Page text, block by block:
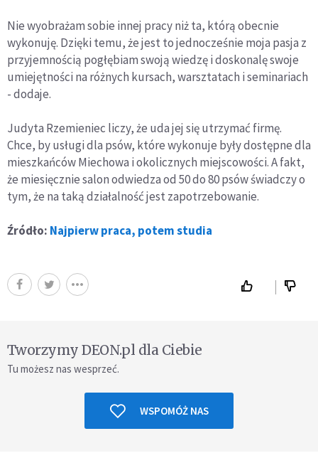
Nie wyobrażam sobie innej pracy niż ta, którą obecnie
wykonuję. Dzięki temu, że jest to jednocześnie moja pasja z
przyjemnością pogłębiam swoją wiedzę i doskonalę swoje
umiejętności na różnych kursach, warsztatach i seminariach
- dodaje.
Judyta Rzemieniec liczy, że uda jej się utrzymać firmę.
Chce, by usługi dla psów, które wykonuje były dostępne dla
mieszkańców Miechowa i okolicznych miejscowości. A fakt,
że miesięcznie salon odwiedza od 50 do 80 psów świadczy o
tym, że na taką działalność jest zapotrzebowanie.
Źródło: Najpierw praca, potem studia
Tworzymy DEON.pl dla Ciebie
Tu możesz nas wesprzeć.
WSPOMÓŻ NAS